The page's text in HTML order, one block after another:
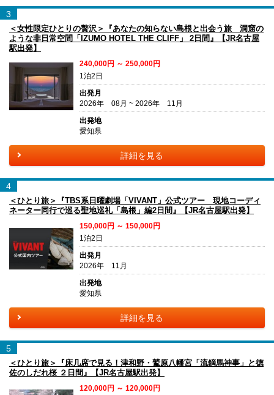
3
＜女性限定ひとりの贅沢＞『あなたの知らない島根と出会う旅 洞窟の
ような非日常空間「IZUMO HOTEL THE CLIFF」 2日間』【JR名古屋
駅出発】
240,000円 ～ 250,000円
1泊2日
出発月
2026年 08月 ~ 2026年 11月
出発地
愛知県
詳細を見る
4
＜ひとり旅＞『TBS系日曜劇場「VIVANT」公式ツアー 現地コーディ
ネーター同行で巡る聖地巡礼「島根」編2日間』【JR名古屋駅出発】
150,000円 ～ 150,000円
1泊2日
出発月
2026年 11月
出発地
愛知県
詳細を見る
5
＜ひとり旅＞『床几席で見る！津和野・鷲原八幡宮「流鏑馬神事」と徳
佐のしだれ桜 ２日間』【JR名古屋駅出発】
120,000円 ～ 120,000円